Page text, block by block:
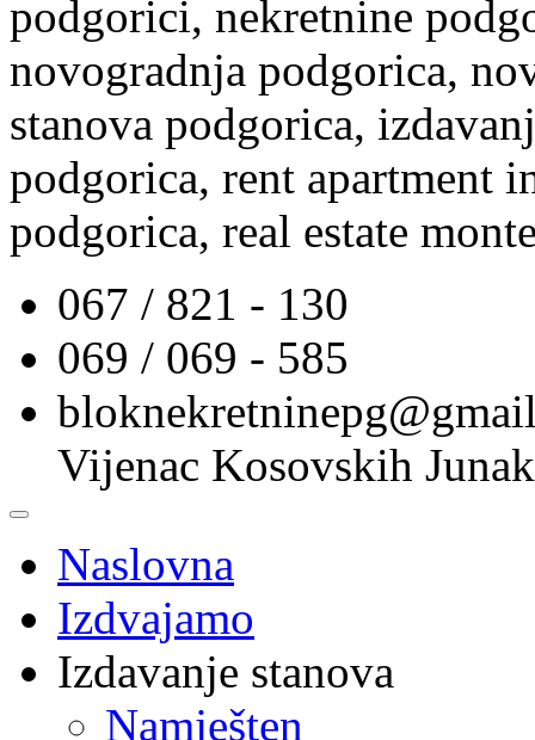
podgorici, nekretnine
novogradnja podgorica,
stanova podgorica,
podgorica, rent apartment
podgorica, real estate
067 / 821 - 130
069 / 069 - 585
Vijenac Kosovskih
Naslovna
Izdvajamo
Izdavanje stanova
Namješten